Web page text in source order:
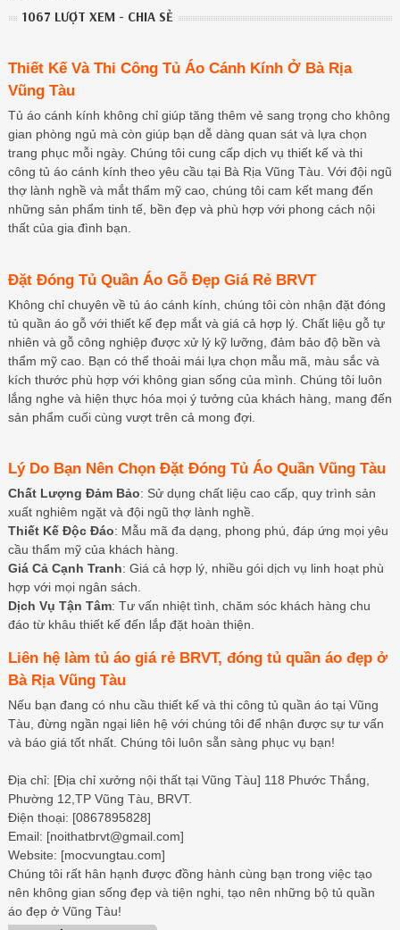
1067 LƯỢT XEM - CHIA SẺ
Thiết Kế Và Thi Công Tủ Áo Cánh Kính Ở Bà Rịa
Vũng Tàu
Tủ áo cánh kính không chỉ giúp tăng thêm vẻ sang trọng cho không
gian phòng ngủ mà còn giúp bạn dễ dàng quan sát và lựa chọn
trang phục mỗi ngày. Chúng tôi cung cấp dịch vụ thiết kế và thi
công tủ áo cánh kính theo yêu cầu tại Bà Rịa Vũng Tàu. Với đội ngũ
thợ lành nghề và mắt thẩm mỹ cao, chúng tôi cam kết mang đến
những sản phẩm tinh tế, bền đẹp và phù hợp với phong cách nội
thất của gia đình bạn.
Đặt Đóng Tủ Quần Áo Gỗ Đẹp Giá Rẻ BRVT
Không chỉ chuyên về tủ áo cánh kính, chúng tôi còn nhận đặt đóng
tủ quần áo gỗ với thiết kế đẹp mắt và giá cả hợp lý. Chất liệu gỗ tự
nhiên và gỗ công nghiệp được xử lý kỹ lưỡng, đảm bảo độ bền và
thẩm mỹ cao. Bạn có thể thoải mái lựa chọn mẫu mã, màu sắc và
kích thước phù hợp với không gian sống của mình. Chúng tôi luôn
lắng nghe và hiện thực hóa mọi ý tưởng của khách hàng, mang đến
sản phẩm cuối cùng vượt trên cả mong đợi.
Lý Do Bạn Nên Chọn Đặt Đóng Tủ Áo Quần Vũng Tàu
Chất Lượng Đảm Bảo: Sử dụng chất liệu cao cấp, quy trình sản
xuất nghiêm ngặt và đội ngũ thợ lành nghề.
Thiết Kế Độc Đáo: Mẫu mã đa dạng, phong phú, đáp ứng mọi yêu
cầu thẩm mỹ của khách hàng.
Giá Cả Cạnh Tranh: Giá cả hợp lý, nhiều gói dịch vụ linh hoạt phù
hợp với mọi ngân sách.
Dịch Vụ Tận Tâm: Tư vấn nhiệt tình, chăm sóc khách hàng chu
đáo từ khâu thiết kế đến lắp đặt hoàn thiện.
Liên hệ làm tủ áo giá rẻ BRVT, đóng tủ quần áo đẹp ở
Bà Rịa Vũng Tàu
Nếu bạn đang có nhu cầu thiết kế và thi công tủ quần áo tại Vũng
Tàu, đừng ngần ngại liên hệ với chúng tôi để nhận được sự tư vấn
và báo giá tốt nhất. Chúng tôi luôn sẵn sàng phục vụ bạn!
Địa chỉ: [Địa chỉ xưởng nội thất tại Vũng Tàu] 118 Phước Thắng,
Phường 12,TP Vũng Tàu, BRVT.
Điện thoại: [0867895828]
Email: [noithatbrvt@gmail.com]
Website: [mocvungtau.com]
Chúng tôi rất hân hạnh được đồng hành cùng bạn trong việc tạo
nên không gian sống đẹp và tiện nghi, tạo nên những bộ tủ quần
áo đẹp ở Vũng Tàu!